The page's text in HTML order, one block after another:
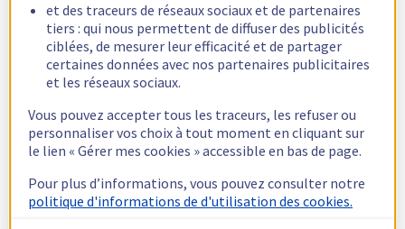
et des traceurs de réseaux sociaux et de partenaires
tiers : qui nous permettent de diffuser des publicités
ciblées, de mesurer leur efficacité et de partager
certaines données avec nos partenaires publicitaires
et les réseaux sociaux.
Vous pouvez accepter tous les traceurs, les refuser ou
personnaliser vos choix à tout moment en cliquant sur
le lien « Gérer mes cookies » accessible en bas de page.
Pour plus d’informations, vous pouvez consulter notre
politique d'informations de d'utilisation des cookies.